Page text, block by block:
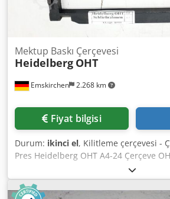
Emskirchen 2.268 km
Mektup Baskı Çerçevesi
Heidelberg OHT
Fiyat bilgisi
Durum: ikinci el, Kilitleme çerçevesi -
Pres Heidelberg OHT A4-24 Çerçeve
Çerçeve KS Silindir Dcsdpfxorffmze
Silindir -2 Çerçeve S Silindir -4
Çerçeve Adast GP Merdane Skype-